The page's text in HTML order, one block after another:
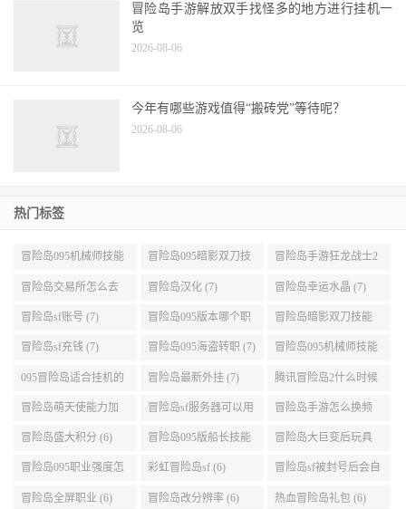
冒险岛手游解放双手找怪多的地方进行挂机一
览
2026-08-06
今年有哪些游戏值得“搬砖党”等待呢？
2026-08-06
热门标签
冒险岛095机械师技能
展示 (9)
冒险岛095暗影双刀技
能加点 (9)
冒险岛手游狂龙战士2
转 (9)
冒险岛交易所怎么去
(8)
冒险岛汉化 (7) 冒险岛幸运水晶 (7)
冒险岛sf账号 (7) 冒险岛095版本哪个职
业段数高些 (7)
冒险岛暗影双刀技能
加点095版本 (7)
冒险岛sf充钱 (7) 冒险岛095海盗转职 (7) 冒险岛095机械师技能
演示 (7)
095冒险岛适合挂机的
地图 (7)
冒险岛最新外挂 (7) 腾讯冒险岛2什么时候
公测 (7)
冒险岛萌天使能力加
点 (6)
冒险岛sf服务器可以用
自己电脑 (6)
冒险岛手游怎么换频
道 (6)
冒险岛盛大积分 (6) 冒险岛095版船长技能
介绍 (6)
冒险岛大巨变后玩具
城组队任务 (6)
冒险岛095职业强度怎
么选 (6)
彩虹冒险岛sf (6) 冒险岛sf被封号后会自
动关闭电脑 (6)
冒险岛全屏职业 (6) 冒险岛改分辨率 (6) 热血冒险岛礼包 (6)